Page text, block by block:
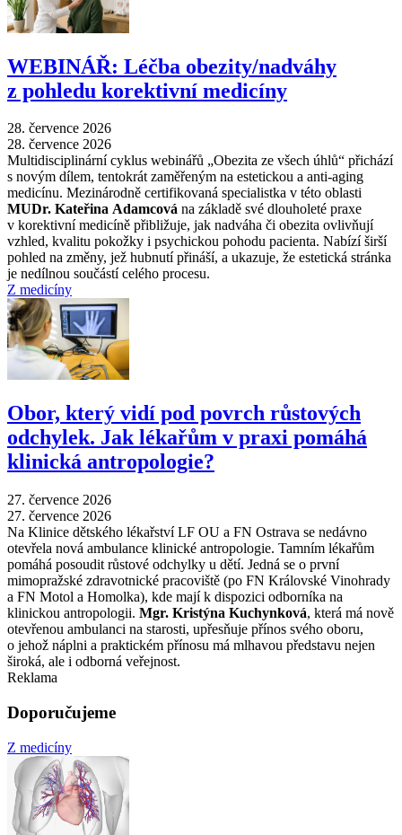
WEBINÁŘ: Léčba obezity/nadváhy
z pohledu korektivní medicíny
28. července 2026
28. července 2026
Multidisciplinární cyklus webinářů „Obezita ze všech úhlů“ přichází
s novým dílem, tentokrát zaměřeným na estetickou a anti-aging
medicínu. Mezinárodně certifikovaná specialistka v této oblasti
MUDr. Kateřina Adamcová na základě své dlouholeté praxe
v korektivní medicíně přibližuje, jak nadváha či obezita ovlivňují
vzhled, kvalitu pokožky i psychickou pohodu pacienta. Nabízí širší
pohled na změny, jež hubnutí přináší, a ukazuje, že estetická stránka
je nedílnou součástí celého procesu.
Z medicíny
Obor, který vidí pod povrch růstových
odchylek. Jak lékařům v praxi pomáhá
klinická antropologie?
27. července 2026
27. července 2026
Na Klinice dětského lékařství LF OU a FN Ostrava se nedávno
otevřela nová ambulance klinické antropologie. Tamním lékařům
pomáhá posoudit růstové odchylky u dětí. Jedná se o první
mimopražské zdravotnické pracoviště (po FN Královské Vinohrady
a FN Motol a Homolka), kde mají k dispozici odborníka na
klinickou antropologii. Mgr. Kristýna Kuchynková, která má nově
otevřenou ambulanci na starosti, upřesňuje přínos svého oboru,
o jehož náplni a praktickém přínosu má mlhavou představu nejen
široká, ale i odborná veřejnost.
Reklama
Doporučujeme
Z medicíny